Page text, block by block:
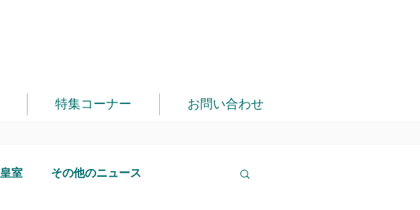
特集コーナー お問い合わせ
皇室 その他のニュース